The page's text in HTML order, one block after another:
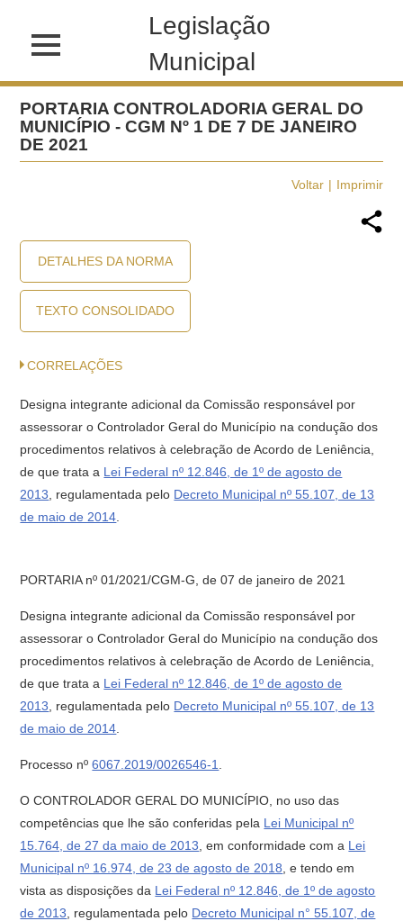
Legislação
Municipal
PORTARIA CONTROLADORIA GERAL DO
MUNICÍPIO - CGM Nº 1 DE 7 DE JANEIRO
DE 2021
Voltar Imprimir
DETALHES DA NORMA
TEXTO CONSOLIDADO
CORRELAÇÕES
Designa integrante adicional da Comissão responsável por
assessorar o Controlador Geral do Município na condução dos
procedimentos relativos à celebração de Acordo de Leniência,
de que trata a Lei Federal nº 12.846, de 1º de agosto de
2013 , regulamentada pelo Decreto Municipal nº 55.107, de 13
de maio de 2014
PORTARIA nº 01/2021/CGM-G, de 07 de janeiro de 2021
Designa integrante adicional da Comissão responsável por
assessorar o Controlador Geral do Município na condução dos
procedimentos relativos à celebração de Acordo de Leniência,
de que trata a Lei Federal nº 12.846, de 1º de agosto de
2013 , regulamentada pelo Decreto Municipal nº 55.107, de 13
de maio de 2014
Processo nº6067.2019/0026546-1
O CONTROLADOR GERAL DO MUNICÍPIO, no uso das
competências que lhe são conferidas pela Lei Municipal nº
15.764, de 27 da maio de 2013 , em conformidade com a Lei
Municipal nº 16.974, de 23 de agosto de 2018 , e tendo em
vista as disposições da Lei Federal nº 12.846, de 1º de agosto
de 2013 , regulamentada pelo Decreto Municipal n° 55.107, de